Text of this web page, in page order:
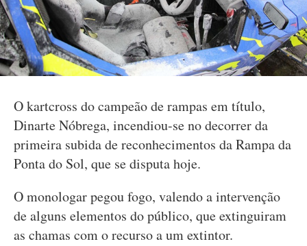
O kartcross do campeão de rampas em título,
Dinarte Nóbrega, incendiou-se no decorrer da
primeira subida de reconhecimentos da Rampa da
Ponta do Sol, que se disputa hoje.
O monologar pegou fogo, valendo a intervenção
de alguns elementos do público, que extinguiram
as chamas com o recurso a um extintor.